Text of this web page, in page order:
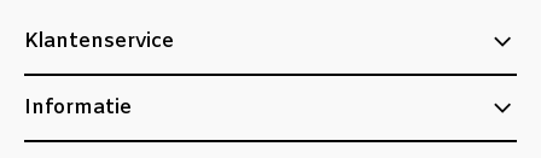
Klantenservice
Informatie